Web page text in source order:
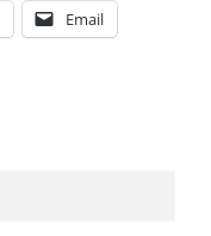
Email